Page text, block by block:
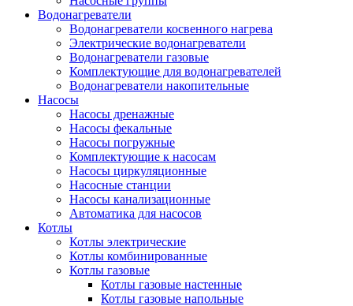
Водонагреватели
Водонагреватели косвенного нагрева
Электрические водонагреватели
Водонагреватели газовые
Комплектующие для водонагревателей
Водонагреватели накопительные
Насосы
Насосы дренажные
Насосы фекальные
Насосы погружные
Комплектующие к насосам
Насосы циркуляционные
Насосные станции
Насосы канализационные
Автоматика для насосов
Котлы
Котлы электрические
Котлы комбинированные
Котлы газовые
Котлы газовые настенные
Котлы газовые напольные